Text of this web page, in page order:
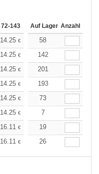
72-143 144-287 288 +
Auf Lager Anzahl
14.25 € 13.54€
58
14.25 € 13.54€
142
14.25 € 13.54€
201
14.25 € 13.54€
193
14.25 € 13.54€
73
14.25 € 13.54
7
16.11 € 15.31€
19
16.11 € 15.31€
26